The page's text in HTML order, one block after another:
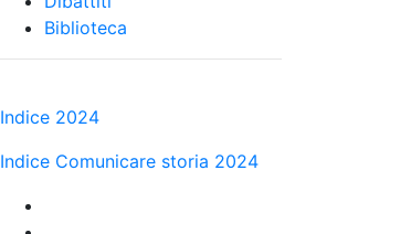
Biblioteca
Indice 2024
Indice Comunicare storia 2024